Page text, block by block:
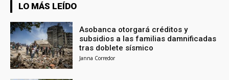
LO MÁS LEÍDO
Asobanca otorgará créditos y
subsidios a las familias damnificadas
tras doblete sísmico
Janna Corredor